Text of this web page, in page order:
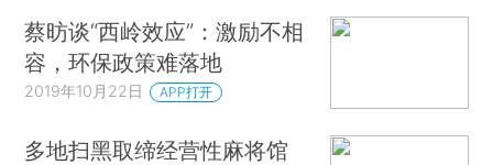
蔡昉谈“西岭效应”：激励不相
容，环保政策难落地
2019年10月22日 APP打开
多地扫黑取缔经营性麻将馆